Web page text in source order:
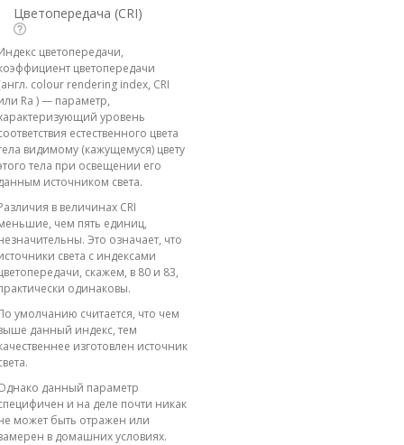
Цветопередача (CRI)
цветопередачи,
цветопередачи
colour rendering index, CRI
Ra ) — параметр,
уровень
естественного цвета
видимому (кажущемуся) цвету
тела при освещении его
источником света.
в величинах CRI
чем пять единиц,
Это означает, что
света с индексами
скажем, в 80 и 83,
одинаковы.
умолчанию считается, что чем
данный индекс, тем
изготовлен источник
данный параметр
и на деле почти никак
может быть отражен или
в домашних условиях.